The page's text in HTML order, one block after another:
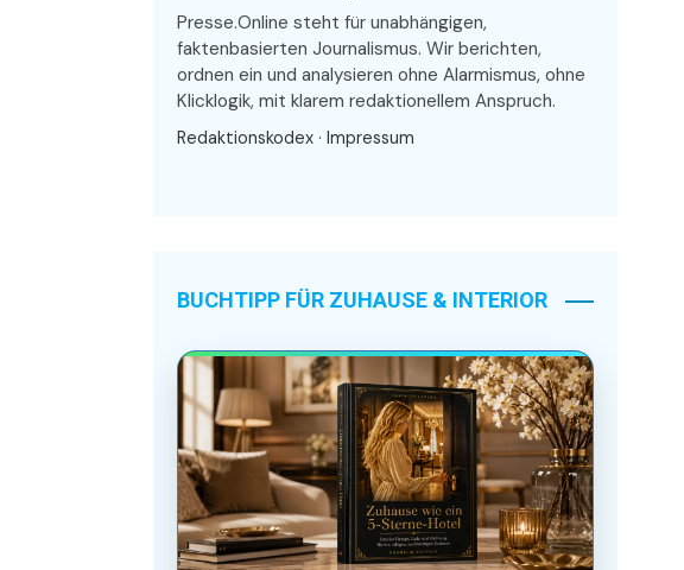
Presse.Online steht für unabhängigen,
faktenbasierten Journalismus. Wir berichten,
ordnen ein und analysieren ohne Alarmismus, ohne
Klicklogik, mit klarem redaktionellem Anspruch.
Redaktionskodex · Impressum
BUCHTIPP FÜR ZUHAUSE & INTERIOR